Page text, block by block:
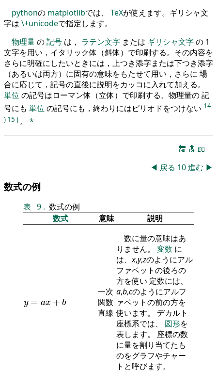
pythonの matplotlibでは、 TeXが使えます。ギリシャ文
字は \+unicodeで指定します。
物理量の記号 は， ラテン文字 または ギリシャ文字の 1
文字を用い，イタリック体（斜体）で印刷する。その内容を
さらに明確にしたいときには，上つき添字または下つき添字
（あるいは両方）に固有の意味をもたせて用い，さらに 場
合に応じて，記号の直後に説明をカッコに入れて加える。
単位 の記号はローマン体（立体）で印刷する。物理量の 記
号にも 単位 の記号にも，終わりにはピリオドをつけない 14
) 15 ) 。 *
🔚 🔝 📖
◀ 戻る 10進む ▶
数式の例
表 9 . 数式の例
数式
意味 説明
y = ax + b
y x+b
一次
関数
直線
数に量の意味はあ
りません。 変数 に
は、x,y,zのようにアル
ファベットの後ろの
方を使い 定数には、
a,b,cのようにアルフ
ァベットの前の方を
使います。 デカルト
座標系では、 図形を
表します。 座標の数
に量を割り当てたも
のをグラフやチャー
トと呼びます。